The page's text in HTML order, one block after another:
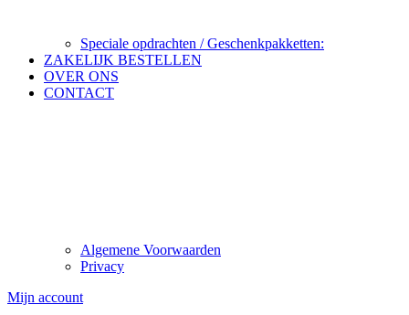
Speciale opdrachten / Geschenkpakketten:
ZAKELIJK BESTELLEN
OVER ONS
CONTACT
Algemene Voorwaarden
Privacy
Mijn account